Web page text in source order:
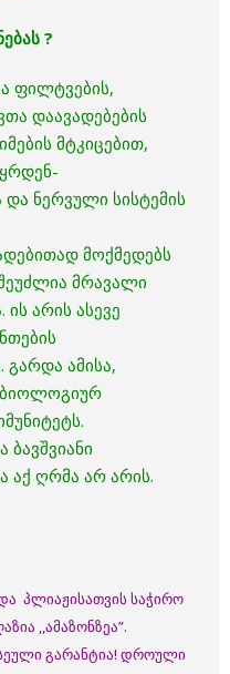
?
ფილტვების,
დაავადებების
მტკიცებით,
ნერვული სისტემის
მოქმედებს
მრავალი
ის არის ასევე
გარდა ამისა,
ბიოლოგიურ
ბავშვიანი
აქ ღრმა არ არის.
პლიაჟისათვის საჭირო
,,ამაზონზეა”.
გარანტია! დროული